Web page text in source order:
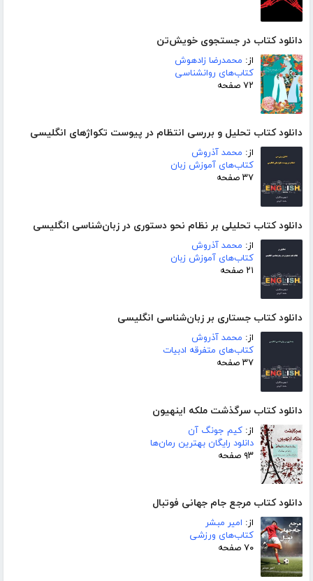
دانلود کتاب در جستجوی خویش‌تن
از: محمدرضا زادهوش
کتاب‌های روانشناسی
۷۲ صفحه
دانلود کتاب تحلیل و بررسی انتظام در پیوست تکواژهای انگلیسی
از: محمد آذروش
کتاب‌های آموزش زبان
۳۷ صفحه
دانلود کتاب تحلیلی بر نظام نحو دستوری در زبان‌شناسی انگلیسی
از: محمد آذروش
کتاب‌های آموزش زبان
۲۱ صفحه
دانلود کتاب جستاری بر زبان‌شناسی انگلیسی
از: محمد آذروش
کتاب‌های متفرقه ادبیات
۳۷ صفحه
دانلود کتاب سرگذشت ملکه اینهیون
از: کیم جونگ آن
دانلود رایگان بهترین رمان‌ها
۹۳ صفحه
دانلود کتاب مرجع جام جهانی فوتبال
از: امیر مبشر
کتاب‌های ورزشی
۷۰ صفحه